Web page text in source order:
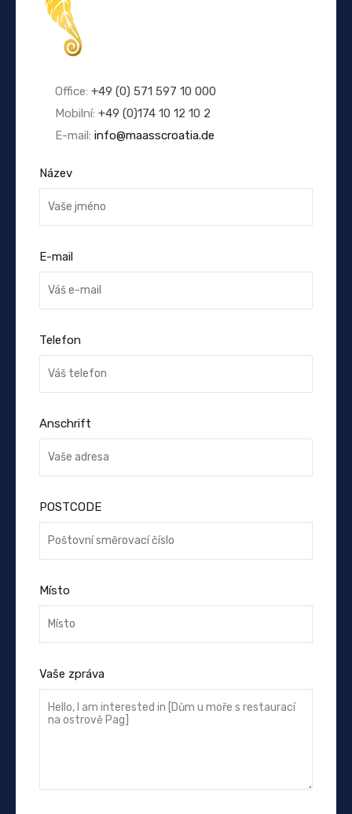
Office: +49 (0) 571 597 10 000
Mobilní: +49 (0)174 10 12 10 2
E-mail: info@maasscroatia.de
Název
E-mail
Telefon
Anschrift
POSTCODE
Místo
Vaše zpráva